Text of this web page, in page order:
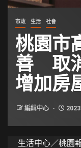
市政 生活 社會
桃園市
善 取
增加房
編緝中心
生活中心／桃園